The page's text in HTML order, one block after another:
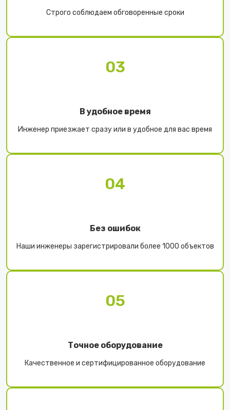
Строго соблюдаем обговоренные сроки
03
В удобное время
Инженер приезжает сразу или в удобное для вас время
04
Без ошибок
Наши инженеры зарегистрировали более 1000 объектов
05
Точное оборудование
Качественное и сертифицированное оборудование